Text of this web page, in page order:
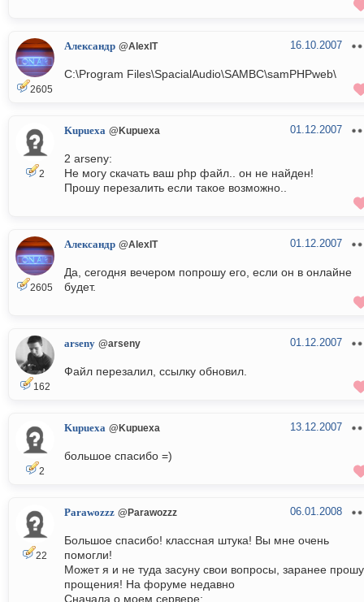
2605
Александр @AlexIT 16.10.2007
C:\Program Files\SpacialAudio\SAMBC\samPHPweb\
2
Kupuexa @Kupuexa 01.12.2007
2 arseny:
Не могу скачать ваш рhp файл.. он не найден!
Прошу перезалить если такое возможно..
2605
Александр @AlexIT 01.12.2007
Да, сегодня вечером попрошу его, если он в онлайне
будет.
162
arseny @arseny 01.12.2007
Файл перезалил, ссылку обновил.
2
Kupuexa @Kupuexa 13.12.2007
большое спасибо =)
22
Parawozzz @Parawozzz 06.01.2008
Большое спасибо! классная штука! Вы мне очень
помогли!
Может я и не туда засуну свои вопросы, заранее прошу
прощения! На форуме недавно
Сначала о моем сервере: